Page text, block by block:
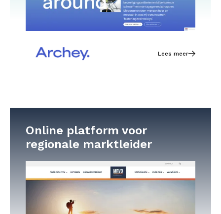
Lees meer
Online platform voor
regionale marktleider